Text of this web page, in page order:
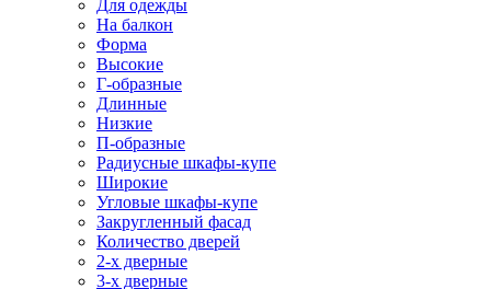
Для одежды
На балкон
Форма
Высокие
Г-образные
Длинные
Низкие
П-образные
Радиусные шкафы-купе
Широкие
Угловые шкафы-купе
Закругленный фасад
Количество дверей
2-х дверные
3-х дверные